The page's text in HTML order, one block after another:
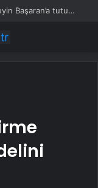
Ahbap soruşturmasında iş insanı Hüseyin Başaran’a tutuklama talebi